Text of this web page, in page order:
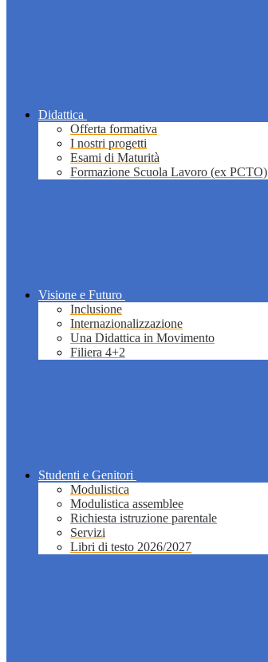
Didattica
Offerta formativa
I nostri progetti
Esami di Maturità
Formazione Scuola Lavoro (ex PCTO)
Visione e Futuro
Inclusione
Internazionalizzazione
Una Didattica in Movimento
Filiera 4+2
Studenti e Genitori
Modulistica
Modulistica assemblee
Richiesta istruzione parentale
Servizi
Libri di testo 2026/2027